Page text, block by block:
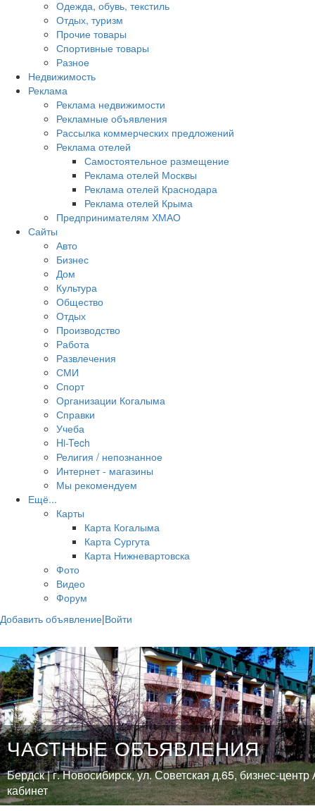
Одежда, обувь, текстиль
Отдых, туризм
Прочие товары
Спортивные товары
Разное
Недвижимость
Реклама
Реклама недвижимости
Рекламные объявления
Рассылка коммерческих предложений
Реклама отелей
Самостоятельное размещение
Реклама отелей Москвы
Реклама отелей Краснодара
Реклама отелей Крыма
Предпринимателям ХМАО
Сайты
Авто
Бизнес
Дом
Культура
Общество
Отдых
Производство
Работа
Развлечения
СМИ
Спорт
Организации Когалыма
Справки
Учеба
Hi-Tech
Религия / непознанное
Интернет - магазины
Мы рекомендуем
Ещё...
Карты
Карта Когалыма
Карта Сургута
Карта Нижневартовска
Фото
Видео
Форум
Добавить объявление|Войти
ЧАСТНЫЕ ОБЪЯВЛЕНИЯ
Бердск | г. Новосибирск, ул. Советская д.65, бизнес-
кабинет